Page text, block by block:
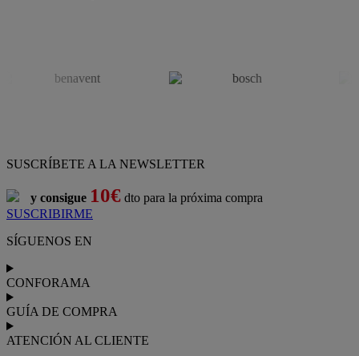
SUSCRÍBETE A LA NEWSLETTER
y consigue 10€ dto para la próxima compra
SUSCRIBIRME
SÍGUENOS EN
CONFORAMA
GUÍA DE COMPRA
ATENCIÓN AL CLIENTE